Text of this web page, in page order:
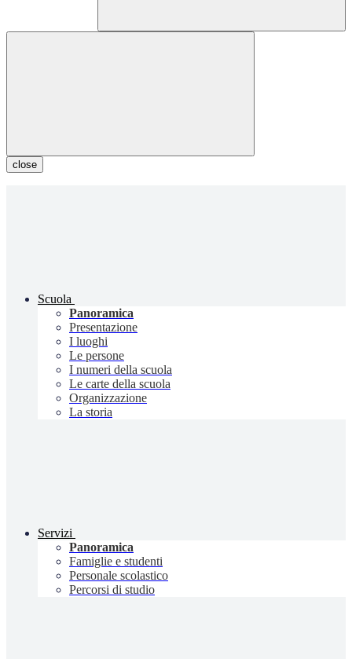
close
Scuola
Panoramica
Presentazione
I luoghi
Le persone
I numeri della scuola
Le carte della scuola
Organizzazione
La storia
Servizi
Panoramica
Famiglie e studenti
Personale scolastico
Percorsi di studio